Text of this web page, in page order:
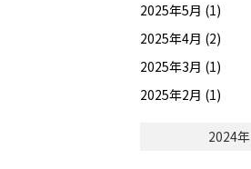
2025年5月 (1)
2025年4月 (2)
2025年3月 (1)
2025年2月 (1)
2024年